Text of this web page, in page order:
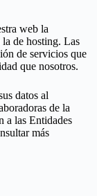
web la
de hosting. Las
de servicios que
que nosotros.
datos al
de la
a las Entidades
más